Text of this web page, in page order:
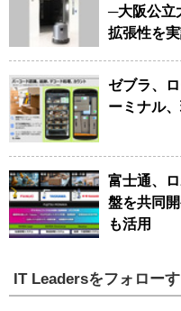
─大阪公立
拡張性を
ゼブラ、
ーミナル
富士通、
盤を共同
も活用
IT Leadersをフォロー